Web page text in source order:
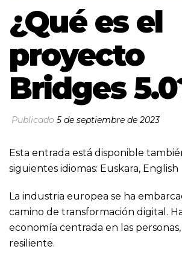
¿Qué es el
proyecto
Bridges
Publicado 5 de septiembre de 2023
Esta entrada está disponible
siguientes idiomas: Euskara, English
La industria europea se ha
camino de transformación digital.
economía centrada en las
resiliente.